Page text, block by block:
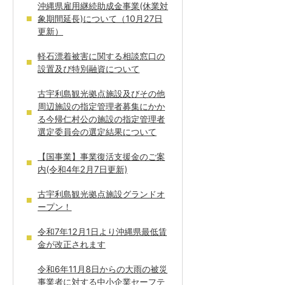
沖縄県雇用継続助成金事業(休業対
象期間延長)について（10月27日
更新）
軽石漂着被害に関する相談窓口の
設置及び特別融資について
古宇利島観光拠点施設及びその他
周辺施設の指定管理者募集にかか
る今帰仁村公の施設の指定管理者
選定委員会の選定結果について
【国事業】事業復活支援金のご案
内(令和4年2月7日更新)
古宇利島観光拠点施設グランドオ
ープン！
令和7年12月1日より沖縄県最低賃
金が改正されます
令和6年11月8日からの大雨の被災
事業者に対する中小企業セーフテ